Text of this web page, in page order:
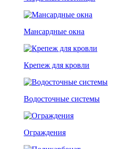
Мансардные окна
Крепеж для кровли
Водосточные системы
Ограждения